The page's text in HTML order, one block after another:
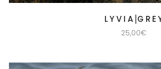
L Y V I A⎟G R E
25,00€